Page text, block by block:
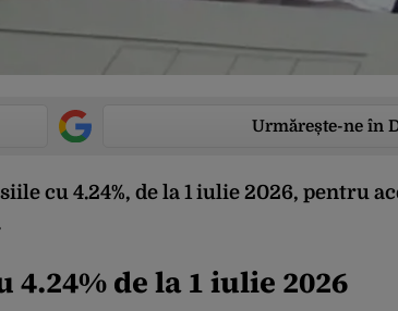
Urmărește-ne în
cu 4.24%, de la 1 iulie 2026, pentru
4.24% de la 1 iulie 2026